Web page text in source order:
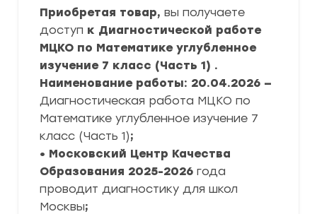
Приобретая товар, вы получаете
доступ к Диагностической работе
МЦКО по Математике углубленное
изучение 7 класс (Часть 1) .
Наименование работы: 20.04.2026 —
Диагностическая работа МЦКО по
Математике углубленное изучение 7
класс (Часть 1);
• Московский Центр Качества
Образования 2025-2026 года
проводит диагностику для школ
Москвы;